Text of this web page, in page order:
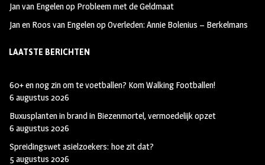
Jan van Engelenop Probleem met de Geldmaat
Jan en Roos van EngelenopOverleden: Annie Bolenius – Berkelmans
LAATSTE BERICHTEN
60+ en nog zin om te voetballen? Kom Walking Footballen!
6 augustus 2026
Buxusplanten in brand in Biezenmortel, vermoedelijk opzet
6 augustus 2026
Spreidingswet asielzoekers: hoe zit dat?
5 augustus 2026